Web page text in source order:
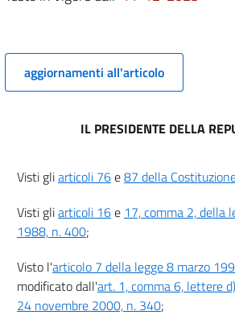
Disposizioni generali
6
9
Capo II
Nozione e caratteristiche
10
11
aggiornamenti all'articolo
IL PRESIDENTE DELLA
Visti gliarticoli 76e87 della
Visti gliarticoli 16e 17, comma 2, della
1988, n. 400;
Visto l'articolo 7 della legge 8 marzo
modificato dall'art. 1, comma 6, lettere d)
24 novembre 2000, n. 340;